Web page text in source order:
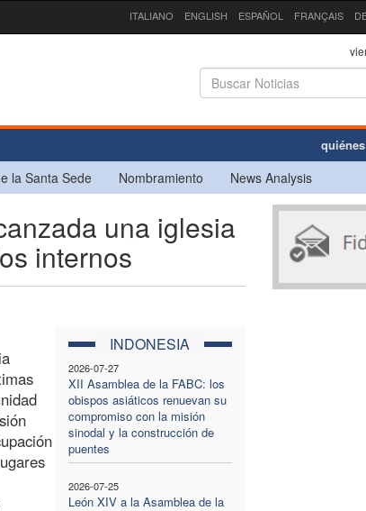
ITALIANO ENGLISH ESPAÑOL FRANÇAIS
la Santa Sede Nombramiento News Analysis
una iglesia
internos
INDONESIA
2026-07-27
XII Asamblea de la FABC: los
obispos asiáticos renuevan su
compromiso con la misión
sinodal y la construcción de
puentes
2026-07-25
León XIV a la Asamblea de la